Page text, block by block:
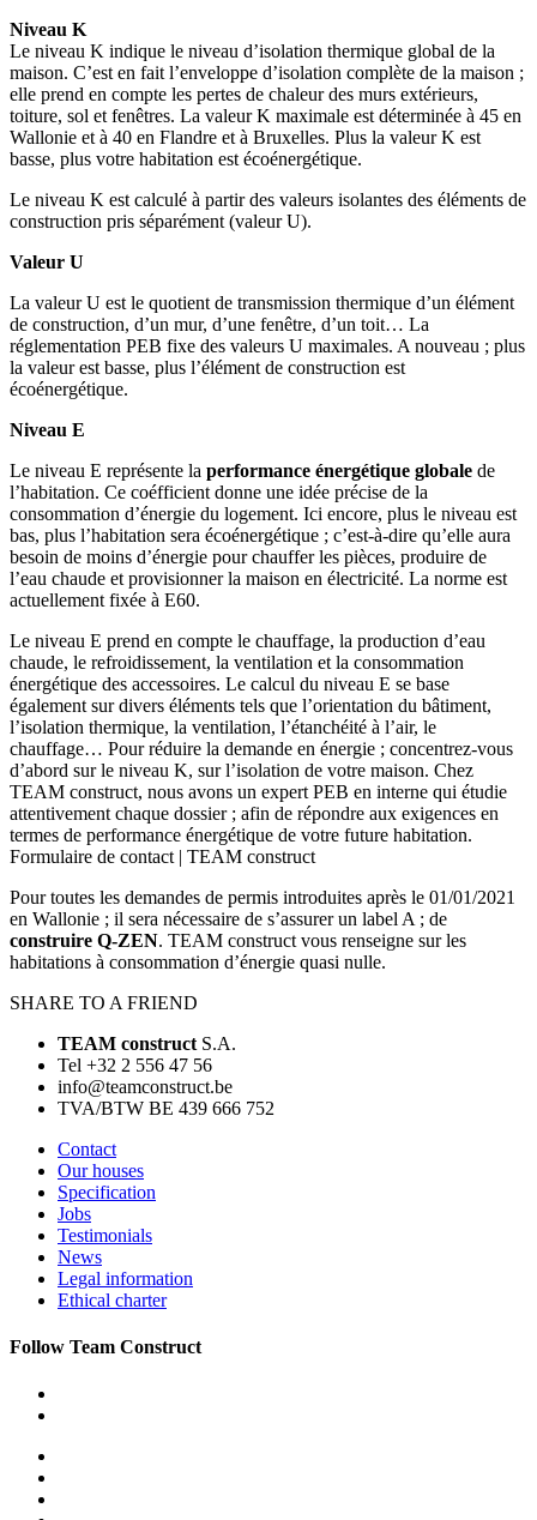
Niveau K
Le niveau K indique le niveau d’isolation thermique global de la
maison. C’est en fait l’enveloppe d’isolation complète de la maison ;
elle prend en compte les pertes de chaleur des murs extérieurs,
toiture, sol et fenêtres. La valeur K maximale est déterminée à 45 en
Wallonie et à 40 en Flandre et à Bruxelles. Plus la valeur K est
basse, plus votre habitation est écoénergétique.
Le niveau K est calculé à partir des valeurs isolantes des éléments de
construction pris séparément (valeur U).
Valeur U
La valeur U est le quotient de transmission thermique d’un élément
de construction, d’un mur, d’une fenêtre, d’un toit… La
réglementation PEB fixe des valeurs U maximales. A nouveau ; plus
la valeur est basse, plus l’élément de construction est
écoénergétique.
Niveau E
Le niveau E représente la performance énergétique globale de
l’habitation. Ce coéfficient donne une idée précise de la
consommation d’énergie du logement. Ici encore, plus le niveau est
bas, plus l’habitation sera écoénergétique ; c’est-à-dire qu’elle aura
besoin de moins d’énergie pour chauffer les pièces, produire de
l’eau chaude et provisionner la maison en électricité. La norme est
actuellement fixée à E60.
Le niveau E prend en compte le chauffage, la production d’eau
chaude, le refroidissement, la ventilation et la consommation
énergétique des accessoires. Le calcul du niveau E se base
également sur divers éléments tels que l’orientation du bâtiment,
l’isolation thermique, la ventilation, l’étanchéité à l’air, le
chauffage… Pour réduire la demande en énergie ; concentrez-vous
d’abord sur le niveau K, sur l’isolation de votre maison. Chez
TEAM construct, nous avons un expert PEB en interne qui étudie
attentivement chaque dossier ; afin de répondre aux exigences en
termes de performance énergétique de votre future habitation.
Formulaire de contact | TEAM construct
Pour toutes les demandes de permis introduites après le 01/01/2021
en Wallonie ; il sera nécessaire de s’assurer un label A ; de
construire Q-ZEN. TEAM construct vous renseigne sur les
habitations à consommation d’énergie quasi nulle.
SHARE TO A FRIEND
TEAM construct S.A.
Tel +32 2 556 47 56
info@teamconstruct.be
TVA/BTW BE 439 666 752
Contact
Our houses
Specification
Jobs
Testimonials
News
Legal information
Ethical charter
Follow Team Construct